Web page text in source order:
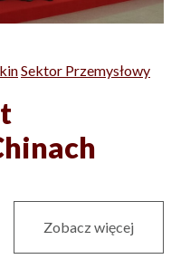
Sektor Przemysłowy
Zobacz więcej